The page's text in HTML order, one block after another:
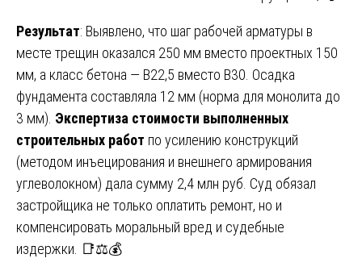
Результат: Выявлено, что шаг рабочей арматуры в
месте трещин оказался 250 мм вместо проектных 150
мм, а класс бетона — В22,5 вместо В30. Осадка
фундамента составляла 12 мм (норма для монолита до
3 мм). Экспертиза стоимости выполненных
строительных работ по усилению конструкций
(методом инъецирования и внешнего армирования
углеволокном) дала сумму 2,4 млн руб. Суд обязал
застройщика не только оплатить ремонт, но и
компенсировать моральный вред и судебные
издержки. 📑⚖️💰